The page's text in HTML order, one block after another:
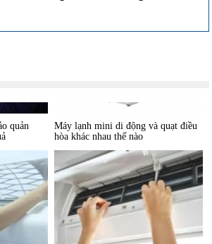
quản
Máy lạnh mini di động và quạt điều